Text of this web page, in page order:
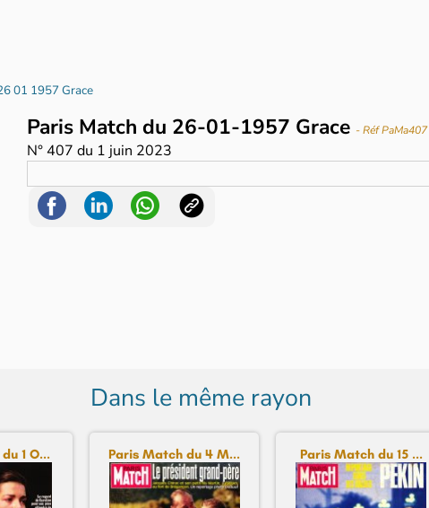
01 1957 Grace
Paris Match du 26-01-1957 Grace - Réf PaMa407
N°407 du 1 juin 2023
Dans le même rayon
1 O... Paris Match du 4 M... Paris Match du 15 ...